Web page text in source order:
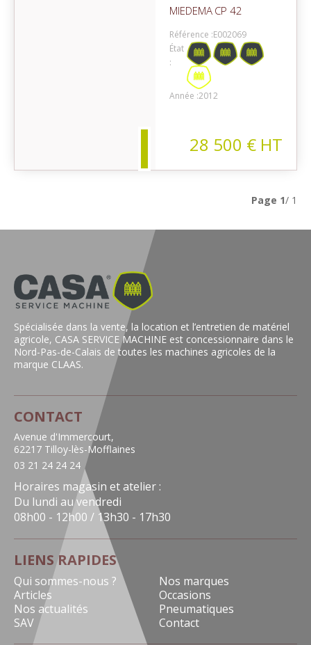
MIEDEMA CP 42
Référence :E002069
État
:
Année :2012
28 500 € HT
Page 1/ 1
Spécialisée dans la vente, la location et l’entretien de matériel
agricole, CASA SERVICE MACHINE est concessionnaire dans le
Nord-Pas-de-Calais de toutes les machines agricoles de la
marque CLAAS.
CONTACT
Avenue d'Immercourt,
62217 Tilloy-lès-Mofflaines
03 21 24 24 24
Horaires magasin et atelier :
Du lundi au vendredi
08h00 - 12h00 / 13h30 - 17h30
LIENS RAPIDES
Qui sommes-nous ?
Nos marques
Articles
Occasions
Nos actualités
Pneumatiques
SAV
Contact